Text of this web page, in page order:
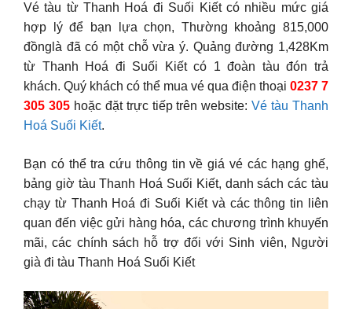
Vé tàu từ Thanh Hoá đi Suối Kiết có nhiều mức giá
hợp lý để bạn lựa chọn, Thường khoảng 815,000
đồnglà đã có một chỗ vừa ý. Quảng đường 1,428Km
từ Thanh Hoá đi Suối Kiết có 1 đoàn tàu đón trả
khách. Quý khách có thể mua vé qua điện thoại 0237 7
305 305hoặc đặt trực tiếp trên website:Vé tàu Thanh
Hoá Suối Kiết.
Bạn có thể tra cứu thông tin về giá vé các hạng ghế,
bảng giờ tàu Thanh Hoá Suối Kiết, danh sách các tàu
chạy từ Thanh Hoá đi Suối Kiết và các thông tin liên
quan đến việc gửi hàng hóa, các chương trình khuyến
mãi, các chính sách hỗ trợ đối với Sinh viên, Người
già đi tàu Thanh Hoá Suối Kiết